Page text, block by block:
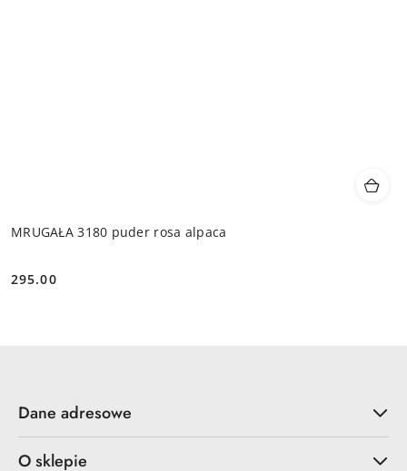
MRUGAŁA 3180 puder rosa alpaca
Cena:
295.00
Dane adresowe
O sklepie